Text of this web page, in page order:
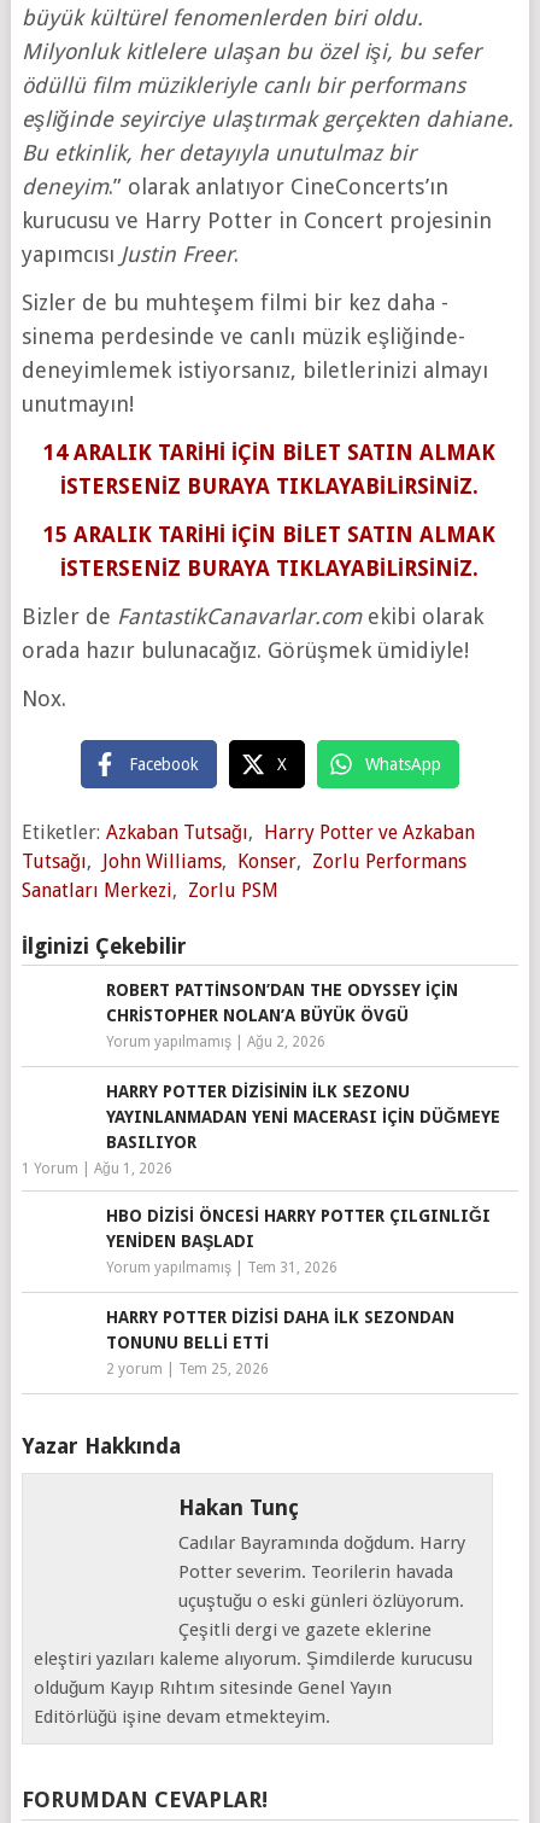
büyük kültürel fenomenlerden biri oldu.
Milyonluk kitlelere ulaşan bu özel işi, bu sefer
ödüllü film müzikleriyle canlı bir performans
eşliğinde seyirciye ulaştırmak gerçekten dahiane.
Bu etkinlik, her detayıyla unutulmaz bir
deneyim.” olarak anlatıyor CineConcerts’ın
kurucusu ve Harry Potter in Concert projesinin
yapımcısı Justin Freer.
Sizler de bu muhteşem filmi bir kez daha -
sinema perdesinde ve canlı müzik eşliğinde-
deneyimlemek istiyorsanız, biletlerinizi almayı
unutmayın!
14 ARALIK TARİHİ İÇİN BİLET SATIN ALMAK
İSTERSENİZ BURAYA TIKLAYABİLİRSİNİZ.
15 ARALIK TARİHİ İÇİN BİLET SATIN ALMAK
İSTERSENİZ BURAYA TIKLAYABİLİRSİNİZ.
Bizler de FantastikCanavarlar.comekibi olarak
orada hazır bulunacağız. Görüşmek ümidiyle!
Nox.
Facebook X WhatsApp
Etiketler: Azkaban Tutsağı, Harry Potter ve Azkaban
Tutsağı, John Williams, Konser, Zorlu Performans
Sanatları Merkezi, Zorlu PSM
İlginizi Çekebilir
ROBERT PATTINSON’DAN THE ODYSSEY IÇIN
CHRISTOPHER NOLAN’A BÜYÜK ÖVGÜ
Yorum yapılmamış| Ağu 2, 2026
HARRY POTTER DIZISININ İLK SEZONU
YAYINLANMADAN YENI MACERASI IÇIN DÜĞMEYE
BASILIYOR
1 Yorum Ağu 1, 2026
HBO DIZISI ÖNCESI HARRY POTTER ÇILGINLIĞI
YENIDEN BAŞLADI
Yorum yapılmamış| Tem 31, 2026
HARRY POTTER DIZISI DAHA İLK SEZONDAN
TONUNU BELLI ETTI
2 yorum Tem 25, 2026
Yazar Hakkında
Hakan Tunç
Cadılar Bayramında doğdum. Harry
Potter severim. Teorilerin havada
uçuştuğu o eski günleri özlüyorum.
Çeşitli dergi ve gazete eklerine
eleştiri yazıları kaleme alıyorum. Şimdilerde kurucusu
olduğum Kayıp Rıhtım sitesinde Genel Yayın
Editörlüğü işine devam etmekteyim.
FORUMDAN CEVAPLAR!